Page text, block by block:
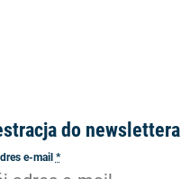
do newslettera
e-mail *